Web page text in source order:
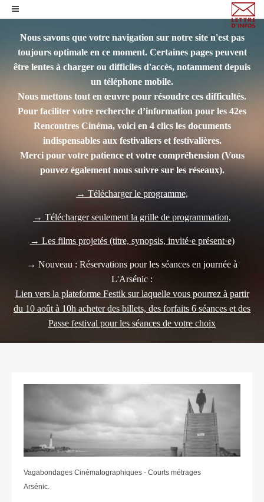
Nous savons que votre navigation sur notre site n'est pas
toujours optimale en ce moment. Certaines pages peuvent
être lentes à charger ou difficiles d'accès, notamment depuis
un téléphone mobile.
Nous mettons tout en œuvre pour résoudre ces difficultés.
Pour faciliter votre recherche d’information pour les 42es
Rencontres Cinéma, voici en 4 clics les documents
indispensables aux festivaliers et festivalières.
Merci pour votre patience et votre compréhension (Vous
pouvez également nous suivre sur les réseaux).
→ Télécharger le programme,
→ Télécharger seulement la grille de programmation,
→ Les films projetés (titre, synopsis, invité·e présent·e)
→ Nouveau : Réservations pour les séances en journée à
L'Arsénic :
Lien vers la plateforme Festik sur laquelle vous pourrez à partir
du 10 août à 10h acheter des billets, des forfaits 6 séances et des
Passe festival pour les séances de votre choix
Vagabondages Cinématographiques - Courts métrages
Arsénic.